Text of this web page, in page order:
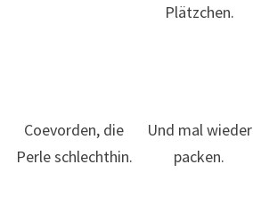
Plätzchen.
Coevorden, die
Perle schlechthin.
Und mal wieder
packen.